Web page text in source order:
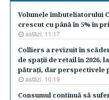
Volumele îmbuteliatorului
crescut cu până în 5% în
astăzi, 11:17
Colliers a revizuit în
de spaţii de retail în 2026,
pătraţi, dar perspectivele
astăzi, 10:19
Consumul continuă să